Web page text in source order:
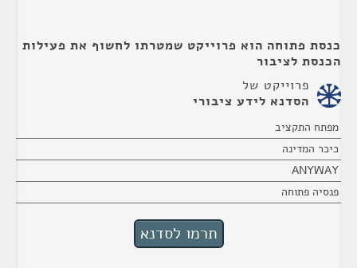
כנסת פתוחה הוא פרוייקט שמטרתו לחשוף את פעילות
הכנסת לציבור
פרוייקט של
הסדנא לידע ציבורי
מפתח התקציב
כיכר המדינה
ANYWAY
פנסיה פתוחה